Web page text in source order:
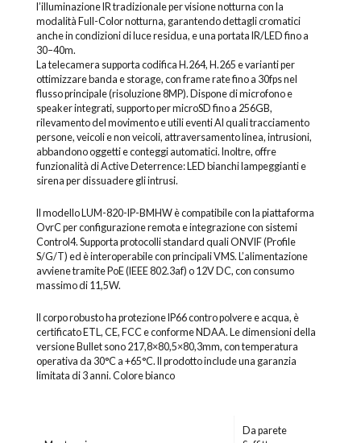
l’illuminazione IR tradizionale per visione notturna con la
modalità Full-Color notturna, garantendo dettagli cromatici
anche in condizioni di luce residua, e una portata IR/LED fino a
30–40m.
La telecamera supporta codifica H.264, H.265 e varianti per
ottimizzare banda e storage, con frame rate fino a 30fps nel
flusso principale (risoluzione 8MP). Dispone di microfono e
speaker integrati, supporto per microSD fino a 256GB,
rilevamento del movimento e utili eventi AI quali tracciamento
persone, veicoli e non veicoli, attraversamento linea, intrusioni,
abbandono oggetti e conteggi automatici. Inoltre, offre
funzionalità di Active Deterrence: LED bianchi lampeggianti e
sirena per dissuadere gli intrusi.
Il modello LUM-820-IP-BMHW è compatibile con la piattaforma
OvrC per configurazione remota e integrazione con sistemi
Control4. Supporta protocolli standard quali ONVIF (Profile
S/G/T) ed è interoperabile con principali VMS. L’alimentazione
avviene tramite PoE (IEEE 802.3af) o 12V DC, con consumo
massimo di 11,5W.
Il corpo robusto ha protezione IP66 contro polvere e acqua, è
certificato ETL, CE, FCC e conforme NDAA. Le dimensioni della
versione Bullet sono 217,8×80,5×80,3mm, con temperatura
operativa da 30°C a +65°C. Il prodotto include una garanzia
limitata di 3 anni. Colore bianco
Da parete